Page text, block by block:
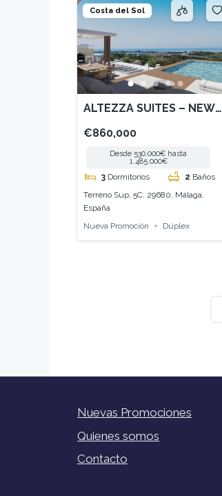
Costa del Sol
ALTEZZA SUITES – NEW
€860,000
Desde 530.000€ hasta
1.485.000€
3 Dormitorios 2 Baños
Terreno Sup, 5C, 29680, Málaga,
España
Nueva Promoción
Dúplex
Nuevas Promociones
Quienes somos
Contacto